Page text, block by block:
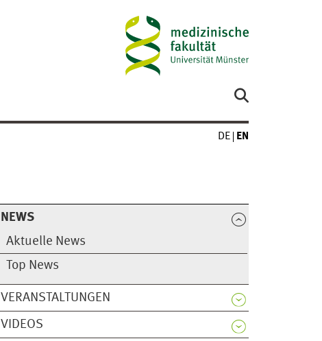
DE EN
NEWS
Aktuelle News
Top News
VERANSTALTUNGEN
VIDEOS